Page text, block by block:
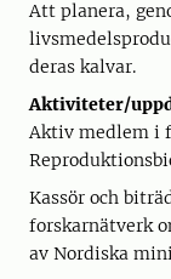
Att planera,
deras kalvar.
Aktiviteter/
Aktiv medlem i
Kassör och
forskarnätverk
av Nordiska